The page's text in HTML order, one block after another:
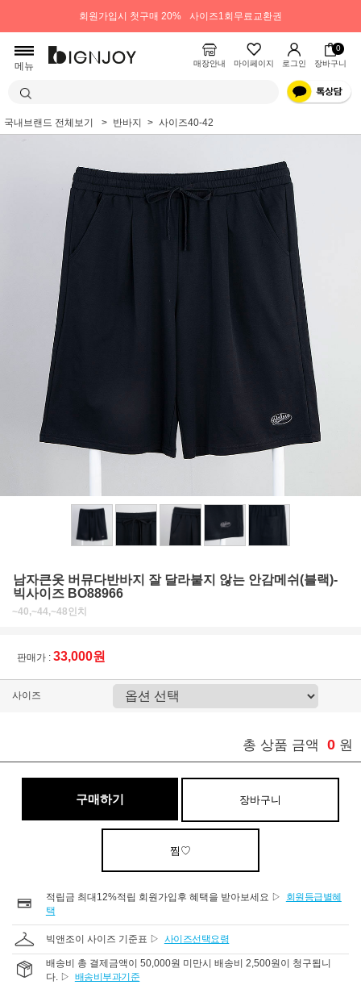
회원가입시 첫구매 20% 사이즈1회무료교환권
메뉴 매장안내 마이페이지 로그인
0
장바구니
국내브랜드 전체보기 반바지 사이즈40-42
남자큰옷 버뮤다반바지 잘 달라붙지 않는 안감메쉬(블랙)-
빅사이즈 BO88966
~40,~44,~48인치
판매가 : 33,000원
사이즈
총 상품 금액 0 원
구매하기 장바구니
찜♡
적립금 최대12%적립 회원가입후 혜택을 받아보세요 ▷
회원등급별혜
택
빅앤조이 사이즈 기준표 ▷ 사이즈선택요령
배송비 총 결제금액이 50,000원 미만시 배송비 2,500원이 청구됩니
다. ▷ 배송비부과기준